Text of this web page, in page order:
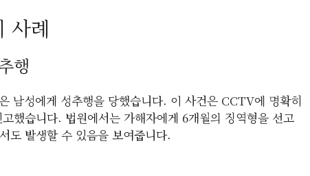
사례
행
남성에게 성추행을 당했습니다. 이 사건은 CCTV에 명확히
했습니다. 법원에서는 가해자에게 6개월의 징역형을 선고
도 발생할 수 있음을 보여줍니다.